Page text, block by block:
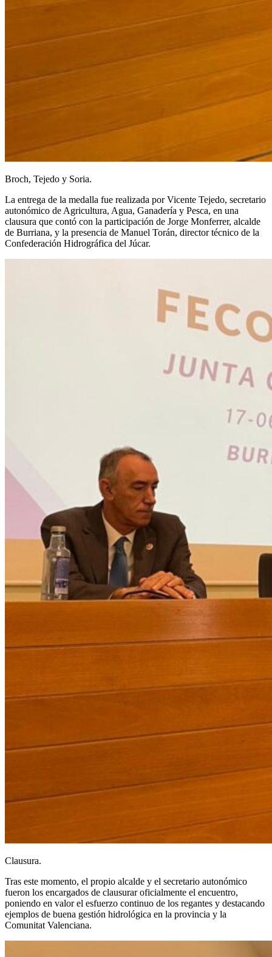
Broch, Tejedo y Soria.
La entrega de la medalla fue realizada por Vicente Tejedo, secretario
autonómico de Agricultura, Agua, Ganadería y Pesca, en una
clausura que contó con la participación de Jorge Monferrer, alcalde
de Burriana, y la presencia de Manuel Torán, director técnico de la
Confederación Hidrográfica del Júcar.
Clausura.
Tras este momento, el propio alcalde y el secretario autonómico
fueron los encargados de clausurar oficialmente el encuentro,
poniendo en valor el esfuerzo continuo de los regantes y destacando
ejemplos de buena gestión hidrológica en la provincia y la
Comunitat Valenciana.